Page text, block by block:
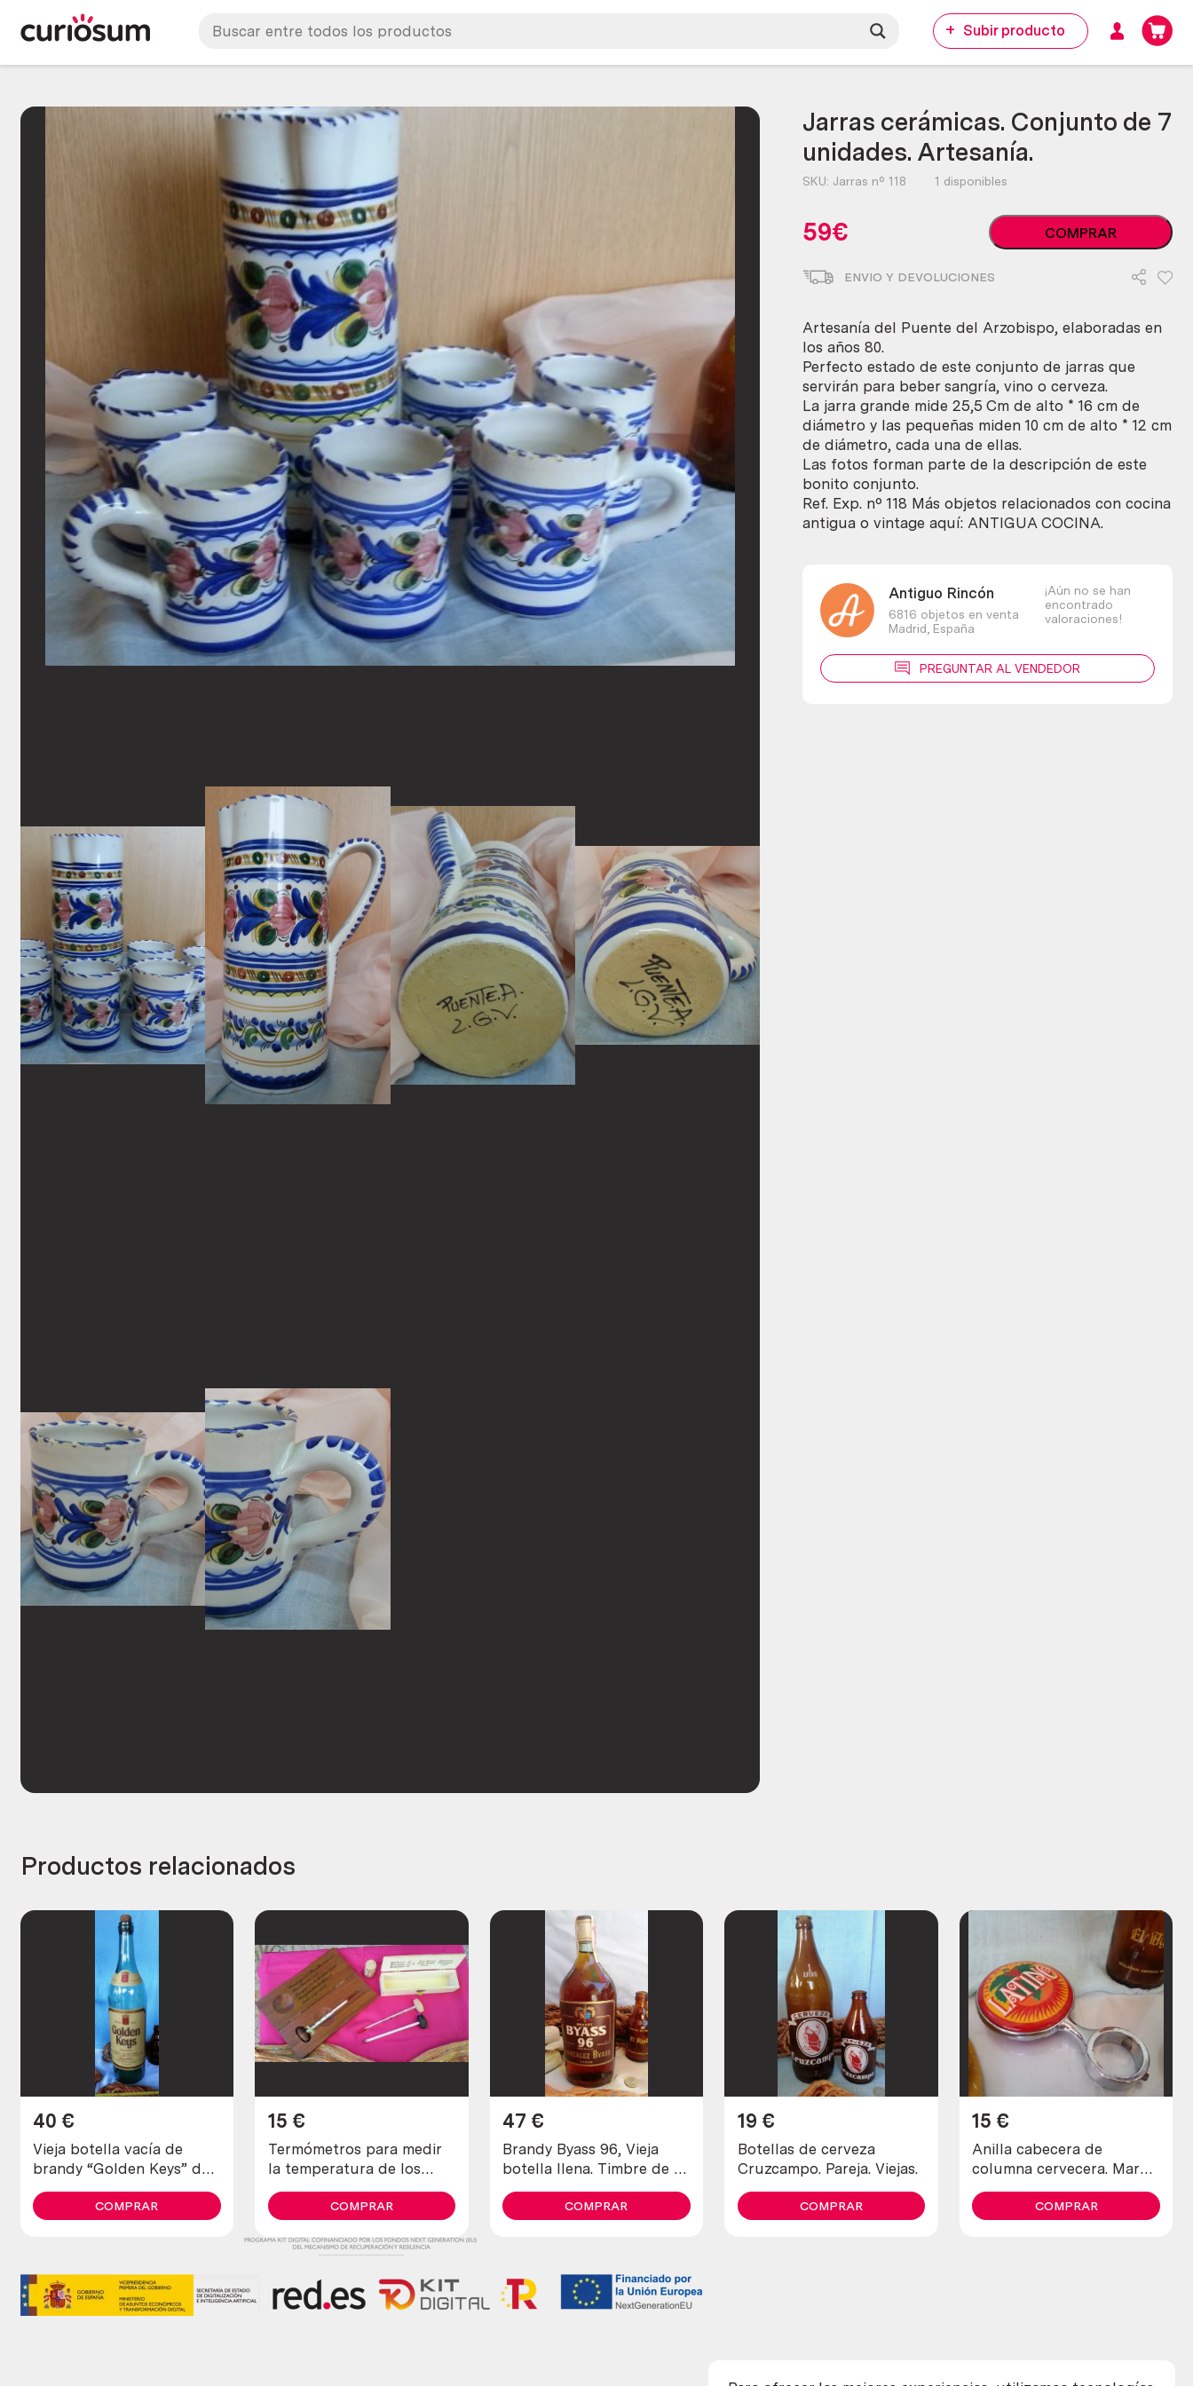
Subir producto
Jarras cerámicas. Conjunto de 7
unidades. Artesanía.
SKU: Jarras nº 118 1 disponibles
59€
Jarras
cerámicas.
de
unidades.
Artesanía.
cantidad
COMPRAR
ENVIO Y DEVOLUCIONES
Artesanía del Puente del Arzobispo, elaboradas en
los años 80.
Perfecto estado de este conjunto de jarras que
servirán para beber sangría, vino o cerveza.
La jarra grande mide 25,5 Cm de alto * 16 cm de
diámetro y las pequeñas miden 10 cm de alto * 12 cm
de diámetro, cada una de ellas.
Las fotos forman parte de la descripción de este
bonito conjunto.
Ref. Exp. nº 118 Más objetos relacionados con cocina
antigua o vintage aquí: ANTIGUA COCINA.
Antiguo Rincón
6816 objetos en venta
Madrid, España
¡Aún no se han
encontrado
valoraciones!
PREGUNTAR AL VENDEDOR
Productos relacionados
Vieja botella vacía de
brandy “Golden Keys” de
colección. Enorme tamaño.
40 €
COMPRAR
Termómetros para medir
la temperatura de los
vinos. Conjunto de 3
termómetros.
15 €
COMPRAR
Brandy Byass 96, Vieja
botella llena. Timbre de 4
pesetas.
47 €
COMPRAR
Botellas de cerveza
Cruzcampo. Pareja. Viejas.
19 €
COMPRAR
Anilla cabecera de
columna cervecera. Marca
Latino.
15 €
COMPRAR